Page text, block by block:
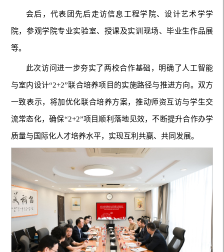
会后，代表团先后走访信息工程学院、设计艺术学学
院，参观学院专业实验室、授课及实训现场、毕业生作品展
等。
此次访问进一步夯实了两校合作基础，明确了人工智能
与室内设计“2+2”联合培养项目的实施路径与推进方向。双方
一致表示，将加优化联合培养方案，推动师资互访与学生交
流常态化，确保“2+2”项目顺利落地见效，不断提升合作办学
质量与国际化人才培养水平，实现互利共赢、共同发展。